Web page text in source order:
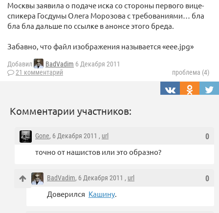
Москвы заявила о подаче иска со стороны первого вице-
спикера Госдумы Олега Морозова с требованиями… бла
бла бла дальше по ссылке в анонсе этого бреда.
Забавно, что файл изображения называется «eee.jpg»
Добавил BadVadim 6 Декабря 2011
21 комментарий
проблема (4)
Комментарии участников:
0
Gone, 6 Декабря 2011 , url
точно от нашистов или это образно?
0
BadVadim, 6 Декабря 2011 , url
Доверился Кашину.